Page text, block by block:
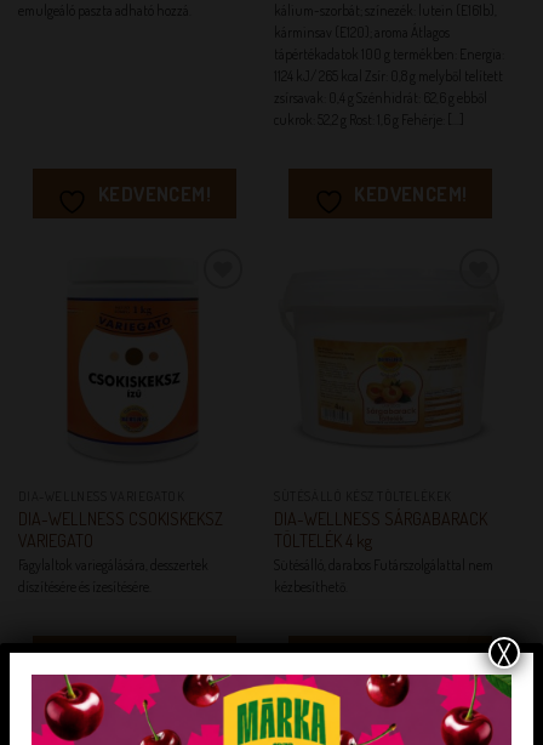
emulgeáló paszta adható hozzá.
KEDVENCEM!
kálium-szorbát; színezék: lutein (E161b),
kárminsav (E120); aroma Átlagos
tápértékadatok 100 g termékben: Energia:
1124 kJ/ 265 kcal Zsír: 0,8 g melyből telített
zsírsavak: 0,4 g Szénhidrát: 62,6 g ebből
KEDVENCEM!
KEDVENCEM!
DIA-WELLNESS CSOKISKEKSZ
VARIEGATO
Fagylaltok variegálására, desszertek
díszítésére és ízesítésére.
KEDVENCEM!
DIA-WELLNESS SÁRGABARACK
TÖLTELÉK 4 kg
Sütésálló, darabos Futárszolgálattal nem
kézbesíthető.
KEDVENCEM! X